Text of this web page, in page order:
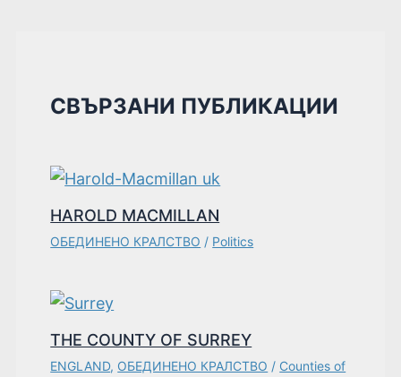
СВЪРЗАНИ ПУБЛИКАЦИИ
HAROLD MACMILLAN
ОБЕДИНЕНО КРАЛСТВО / Politics
THE COUNTY OF SURREY
ENGLAND, ОБЕДИНЕНО КРАЛСТВО / Counties of